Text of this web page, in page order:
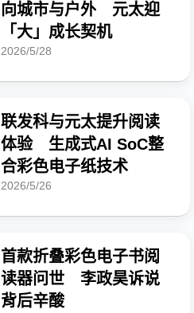
向城市与户外 元太迎
「大」成长契机
2026/5/28
联发科与元太提升阅读
体验 生成式AI SoC整
合彩色电子纸技术
2026/5/26
首款折叠彩色电子书阅
读器问世 李政昊诉说
背后辛酸